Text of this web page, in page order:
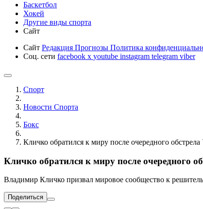
Баскетбол
Хокей
Другие виды спорта
Сайт
Сайт Редакция Прогнозы Политика
Соц. сети facebook x youtube instagram telegram viber
Спорт
Новости Cпорта
Бокс
Кличко обратился к миру после очередного
Кличко обратился к миру после очередного
Владимир Кличко призвал мировое сообщество к
Поделиться